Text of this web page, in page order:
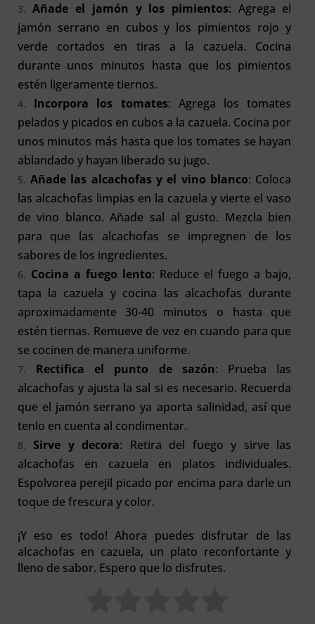
Añade el jamón y los pimientos: Agrega el
jamón serrano en cubos y los pimientos rojo y
verde cortados en tiras a la cazuela. Cocina
durante unos minutos hasta que los pimientos
estén ligeramente tiernos.
Incorpora los tomates: Agrega los tomates
pelados y picados en cubos a la cazuela. Cocina por
unos minutos más hasta que los tomates se hayan
ablandado y hayan liberado su jugo.
Añade las alcachofas y el vino blanco: Coloca
las alcachofas limpias en la cazuela y vierte el vaso
de vino blanco. Añade sal al gusto. Mezcla bien
para que las alcachofas se impregnen de los
sabores de los ingredientes.
Cocina a fuego lento: Reduce el fuego a bajo,
tapa la cazuela y cocina las alcachofas durante
aproximadamente 30-40 minutos o hasta que
estén tiernas. Remueve de vez en cuando para que
se cocinen de manera uniforme.
Rectifica el punto de sazón: Prueba las
alcachofas y ajusta la sal si es necesario. Recuerda
que el jamón serrano ya aporta salinidad, así que
tenlo en cuenta al condimentar.
Sirve y decora: Retira del fuego y sirve las
alcachofas en cazuela en platos individuales.
Espolvorea perejil picado por encima para darle un
toque de frescura y color.
¡Y eso es todo! Ahora puedes disfrutar de las
alcachofas en cazuela, un plato reconfortante y
lleno de sabor. Espero que lo disfrutes.